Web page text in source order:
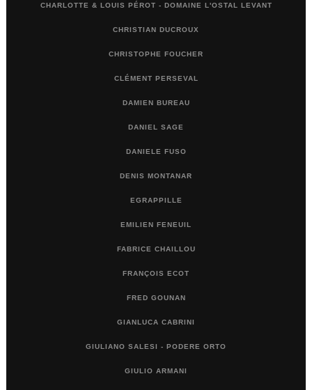
CHARLOTTE & LOUIS PÉROT - DOMAINE L'OSTAL LEVANT
CHRISTIAN DUCROUX
CHRISTOPHE FOUCHER
CLÉMENT PERSEVAL
DAMIEN BUREAU
DANIEL SAGE
DANIELE FUSO
DENIS MONTANAR
EGRAPPILLE
EMILIEN FENEUIL
FABRICE CHAILLOU
FRANÇOIS ECOT
FRED GOUNAN
GIANLUCA CABRINI
GIULIANO SALESI - PODERE ORTO
GIULIO ARMANI